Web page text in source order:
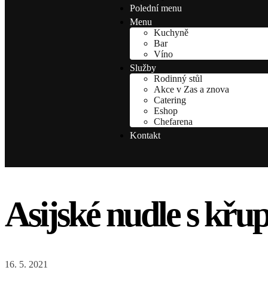
Polední menu
Menu
Kuchyně
Bar
Víno
Služby
Rodinný stůl
Akce v Zas a znova
Catering
Eshop
Chefarena
Kontakt
Asijské nudle s
16. 5. 2021